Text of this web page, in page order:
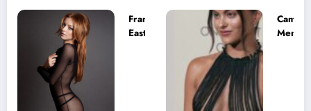
Francesca
Eastwood y
Camila
Mendes